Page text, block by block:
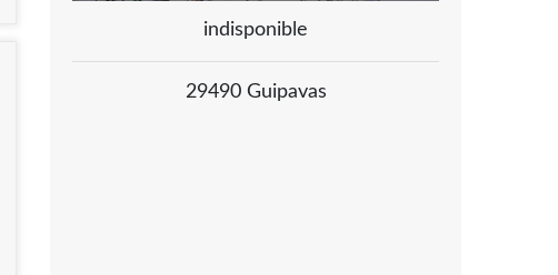
indisponible
29490 Guipavas